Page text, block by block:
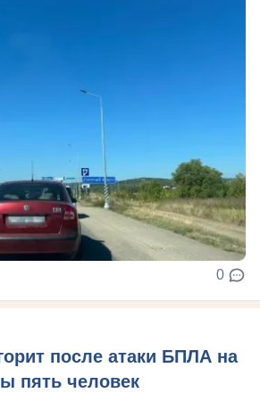
0
после атаки БПЛА на
пять человек